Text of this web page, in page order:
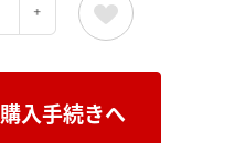
購入手続きへ